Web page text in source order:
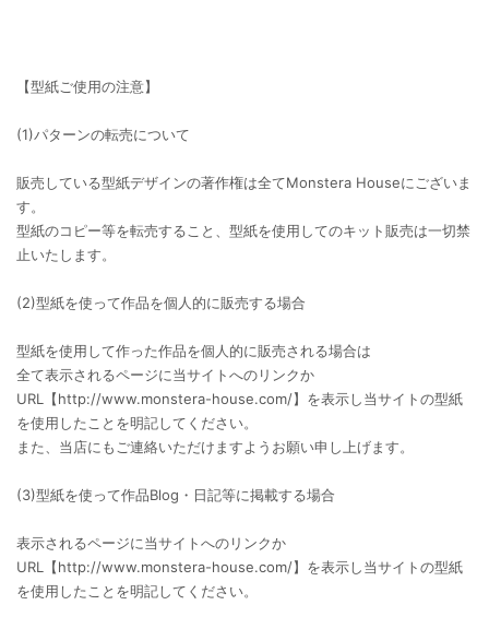
【型紙ご使用の注意】
(1)パターンの転売について
販売している型紙デザインの著作権は全てMonstera Houseにございま
す。
型紙のコピー等を転売すること、型紙を使用してのキット販売は一切禁
止いたします。
(2)型紙を使って作品を個人的に販売する場合
型紙を使用して作った作品を個人的に販売される場合は
全て表示されるページに当サイトへのリンクか
URL【http://www.monstera-house.com/】を表示し当サイトの型紙
を使用したことを明記してください。
また、当店にもご連絡いただけますようお願い申し上げます。
(3)型紙を使って作品Blog・日記等に掲載する場合
表示されるページに当サイトへのリンクか
URL【http://www.monstera-house.com/】を表示し当サイトの型紙
を使用したことを明記してください。